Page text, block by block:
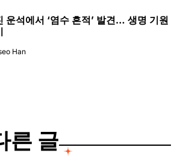
운석에서 ‘염수 흔적’ 발견… 생명 기원
Han
른 글